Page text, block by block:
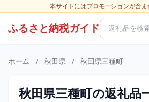
本サイトにはプロモーションが含
ふるさと納税ガイド
ホーム / 秋田県 / 秋田県三種町
秋田県三種町の返礼品